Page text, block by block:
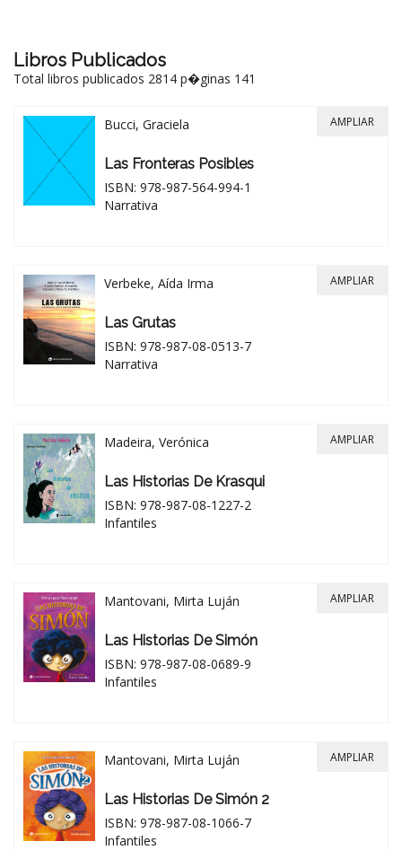
Libros Publicados
Total libros publicados 2814 p�ginas 141
Bucci, Graciela
Las Fronteras Posibles
ISBN: 978-987-564-994-1
Narrativa
AMPLIAR
Verbeke, Aída Irma
Las Grutas
ISBN: 978-987-08-0513-7
Narrativa
AMPLIAR
Madeira, Verónica
Las Historias De Krasqui
ISBN: 978-987-08-1227-2
Infantiles
AMPLIAR
Mantovani, Mirta Luján
Las Historias De Simón
ISBN: 978-987-08-0689-9
Infantiles
AMPLIAR
Mantovani, Mirta Luján
Las Historias De Simón 2
ISBN: 978-987-08-1066-7
Infantiles
AMPLIAR